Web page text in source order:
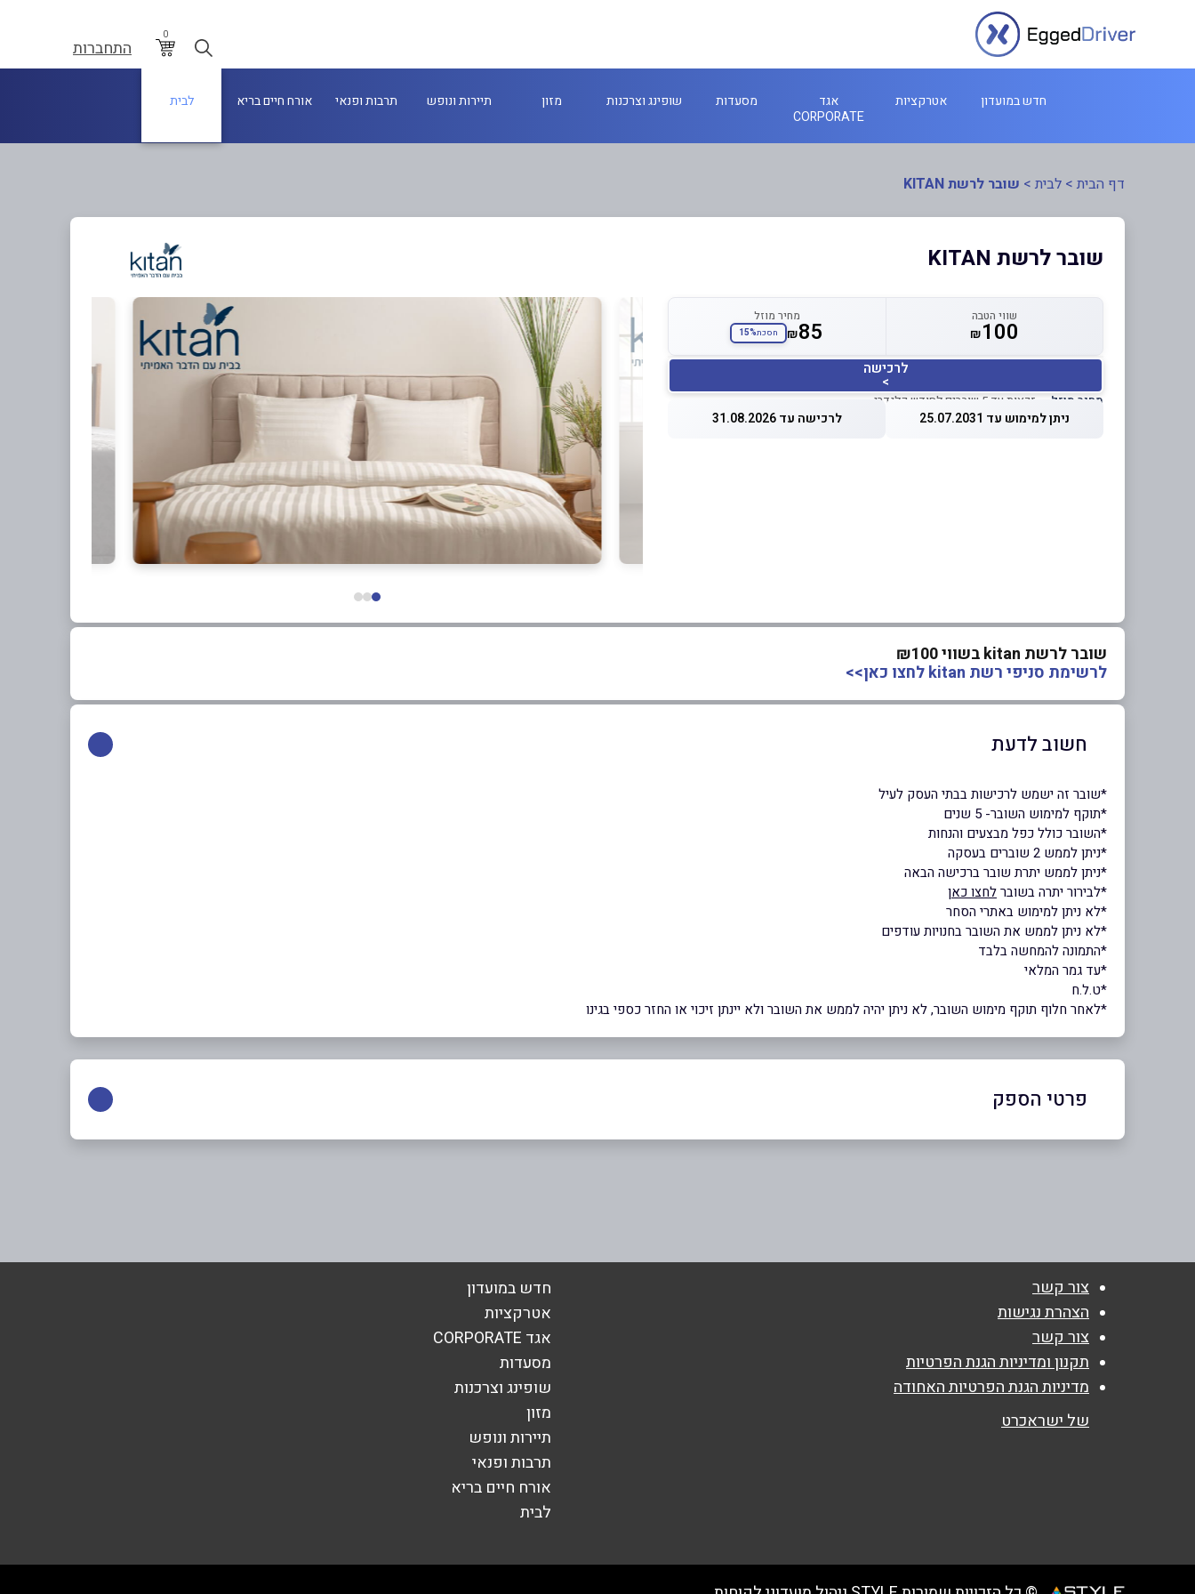
0
התחברות
חדש במועדון אטרקציות
אגד
CORPORATE
מסעדות שופינג וצרכנות מזון תיירות ונופש תרבות ופנאי אורח חיים בריא לבית
דף הבית > לבית > שובר לרשת KITAN
שובר לרשת KITAN
שווי הטבה
₪100
מחיר מוזל
₪85 חסכת15%
לרכישה
>
מחיר מוזל — זכאות עד 5 שוברים לחודש קלנדרי
ניתן למימוש עד 25.07.2031 לרכישה עד 31.08.2026
שובר לרשת kitan בשווי ₪100
לרשימת סניפי רשת kitan לחצו כאן>>
חשוב לדעת
*שובר זה ישמש לרכישות בבתי העסק לעיל
*תוקף למימוש השובר- 5 שנים
*השובר כולל כפל מבצעים והנחות
*ניתן לממש 2 שוברים בעסקה
*ניתן לממש יתרת שובר ברכישה הבאה
*לבירור יתרה בשוברלחצו כאן
*לא ניתן למימוש באתרי הסחר
*לא ניתן לממש את השובר בחנויות עודפים
*התמונה להמחשה בלבד
*עד גמר המלאי
*ט.ל.ח
*לאחר חלוף תוקף מימוש השובר, לא ניתן יהיה לממש את השובר ולא יינתן זיכוי או החזר כספי בגינו
פרטי הספק
שם מלא*
טלפון* אימייל*
צור קשר
הצהרת נגישות
צור קשר
תקנון ומדיניות הגנת הפרטיות
מדיניות הגנת הפרטיות האחודה
של ישראכרט
חדש במועדון
אטרקציות
אגד CORPORATE
מסעדות
שופינג וצרכנות
מזון
תיירות ונופש
תרבות ופנאי
אורח חיים בריא
לבית